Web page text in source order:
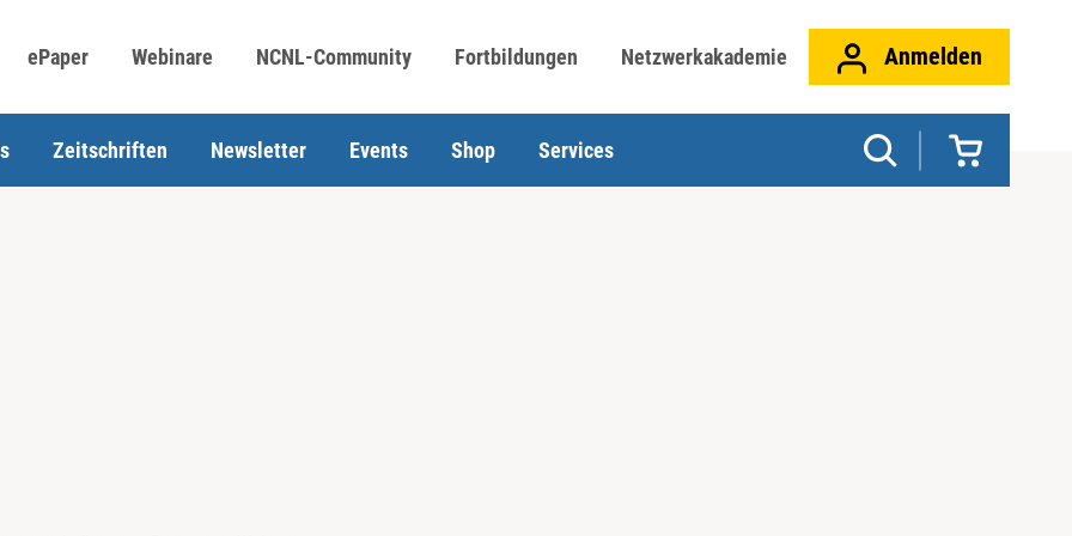
ePaper Webinare NCNL-Community Fortbildungen Netzwerkakademie Anmelden
Zeitschriften Newsletter Events Shop Services